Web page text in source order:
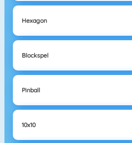
Hexagon
Blockspel
Pinball
10x10